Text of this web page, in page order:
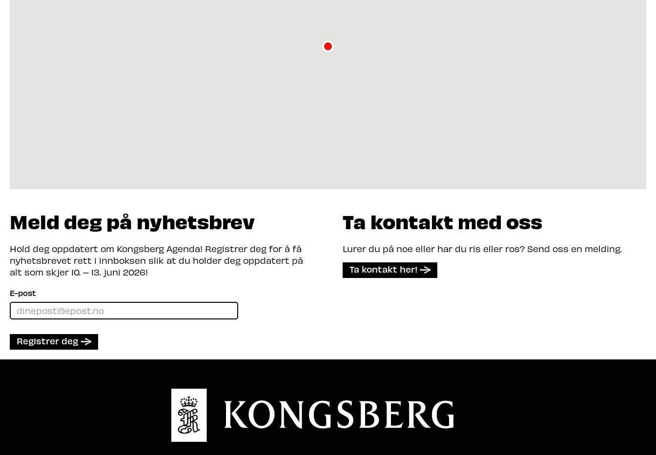
Meld deg på nyhetsbrev
Hold deg oppdatert om Kongsberg Agenda! Registrer deg for å få
nyhetsbrevet rett i innboksen slik at du holder deg oppdatert på
alt som skjer 10. – 13. juni 2026!
E-post
Registrer deg
Ta kontakt med oss
Lurer du på noe eller har du ris eller ros? Send oss en melding.
Ta kontakt her!